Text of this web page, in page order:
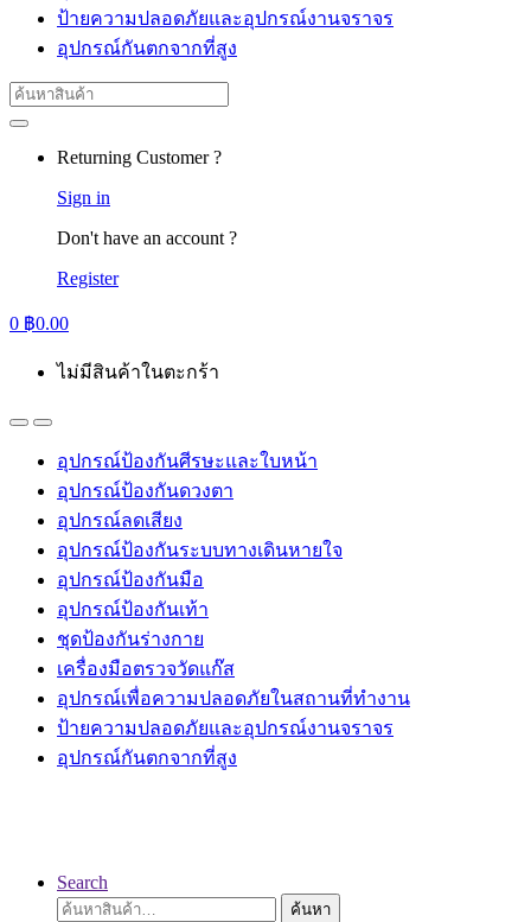
ป้ายความปลอดภัยและอุปกรณ์งานจราจร
อุปกรณ์กันตกจากที่สูง
Search
for:
Returning Customer ?
Sign in
Don't have an account ?
Register
0 ฿0.00
ไม่มีสินค้าในตะกร้า
อุปกรณ์ป้องกันศีรษะและใบหน้า
อุปกรณ์ป้องกันดวงตา
อุปกรณ์ลดเสียง
อุปกรณ์ป้องกันระบบทางเดินหายใจ
อุปกรณ์ป้องกันมือ
อุปกรณ์ป้องกันเท้า
ชุดป้องกันร่างกาย
เครื่องมือตรวจวัดแก๊ส
อุปกรณ์เพื่อความปลอดภัยในสถานที่ทำงาน
ป้ายความปลอดภัยและอุปกรณ์งานจราจร
อุปกรณ์กันตกจากที่สูง
Search
ค้นหา:
ค้นหา